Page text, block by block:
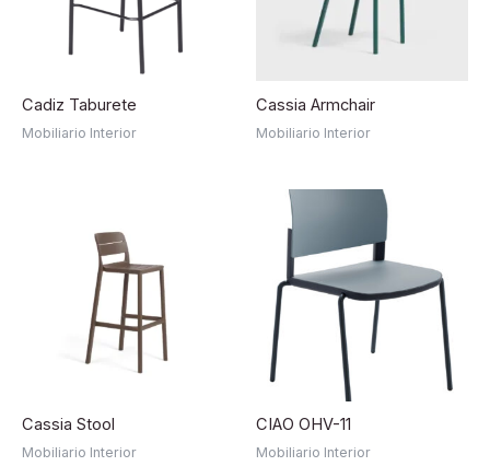
Cadiz Taburete
Mobiliario Interior
Cassia Armchair
Mobiliario Interior
Cassia Stool
Mobiliario Interior
CIAO OHV-11
Mobiliario Interior